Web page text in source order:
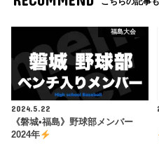
福島大会
2024.5.22
《磐城•福島》野球部メンバー
2024年